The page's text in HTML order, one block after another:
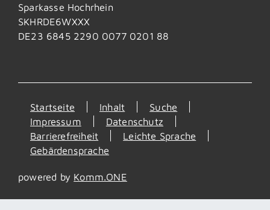
Sparkasse Hochrhein
SKHRDE6WXXX
DE23 6845 2290 0077 0201 88
Startseite Inhalt
Suche
Impressum
Datenschutz
Barrierefreiheit
Leichte Sprache
Gebärdensprache
powered by Komm.ONE